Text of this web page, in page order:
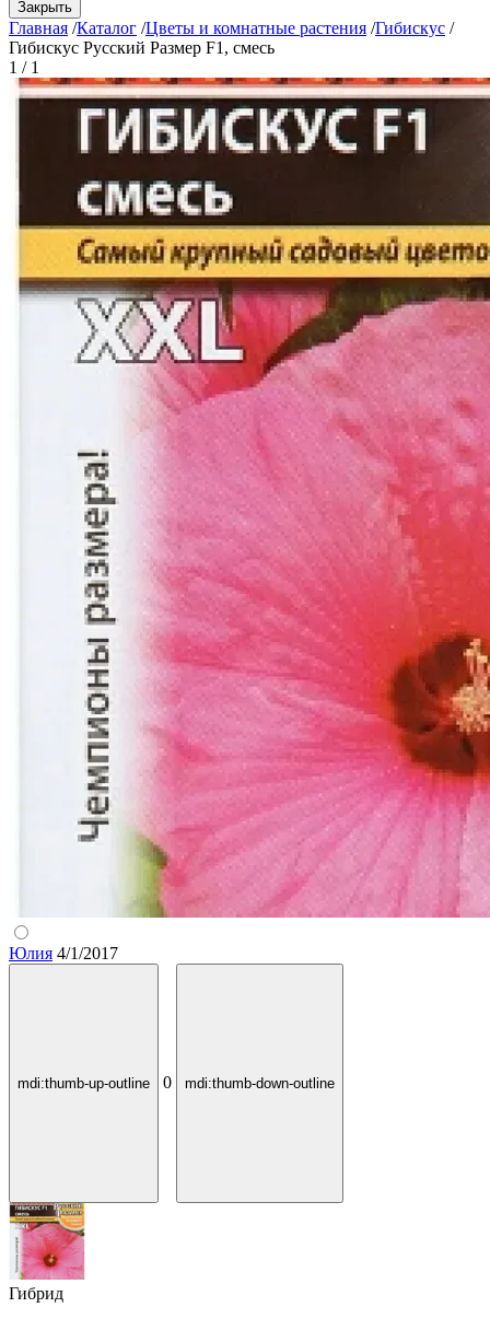
Закрыть
Главная /Каталог /Цветы и комнатные растения /Гибискус /
Гибискус Русский Размер F1, смесь
1 / 1
Юлия 4/1/2017
mdi:thumb-up-outline 0 mdi:thumb-down-outline
Гибрид